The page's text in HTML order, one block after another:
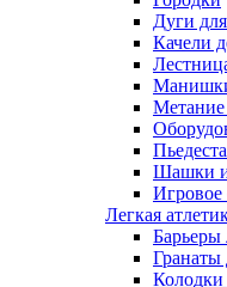
Дуги
Качели
Метание
Шашки
Игровое
Легкая
Барьеры
Гранаты
Колодки